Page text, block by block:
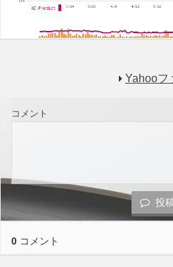
Yahooフ
コメント
投
0 コメント